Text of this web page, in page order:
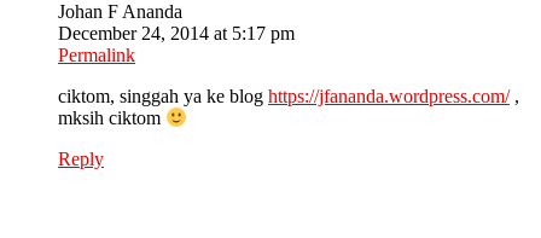
Johan F Ananda
December 24, 2014 at 5:17 pm
Permalink
ciktom, singgah ya ke blog https://jfananda.wordpress.com/,
mksih ciktom
Reply